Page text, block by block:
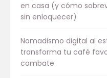
en casa (y cómo
sin enloquecer)
Nomadismo digital al
transforma tu café
combate